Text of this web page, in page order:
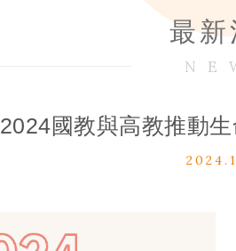
最新
2024國教與高教推動